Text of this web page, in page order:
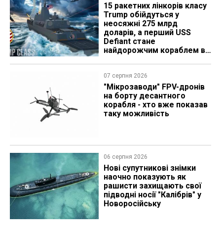
15 ракетних лінкорів класу
Trump обійдуться у
неосяжні 275 млрд
доларів, а перший USS
Defiant стане
найдорожчим кораблем в
07 серпня 2026
"Мікрозаводи" FPV-дронів
на борту десантного
корабля - хто вже показав
таку можливість
06 серпня 2026
Нові супутникові знімки
наочно показують як
рашисти захищають свої
підводні носії "Калібрів" у
Новоросійську